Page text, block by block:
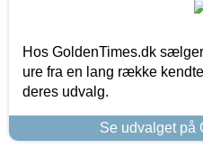
Hos GoldenTimes.dk
ure fra en lang række
deres udvalg.
Se udvalget på